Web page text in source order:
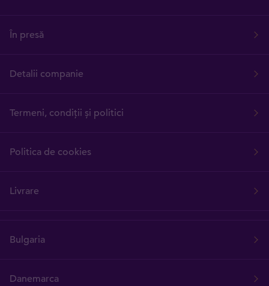
În presă
Detalii companie
Termeni, condiții și politici
Politica de cookies
Livrare
Bulgaria
Danemarca